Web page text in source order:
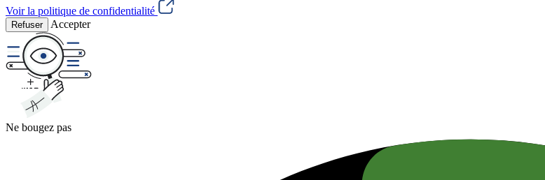
Voir la politique de confidentialité
Refuser Accepter
Ne bougez pas